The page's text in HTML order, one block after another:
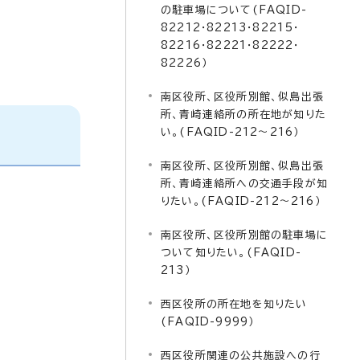
の駐車場について(FAQID-
82212・82213・82215・
82216・82221・82222・
82226）
南区役所、区役所別館、似島出張
所、青崎連絡所の所在地が知りた
い。(FAQID-212～216）
南区役所、区役所別館、似島出張
所、青崎連絡所への交通手段が知
りたい。(FAQID-212～216）
南区役所、区役所別館の駐車場に
ついて知りたい。(FAQID-
213）
西区役所の所在地を知りたい
(FAQID-9999）
西区役所関連の公共施設への行